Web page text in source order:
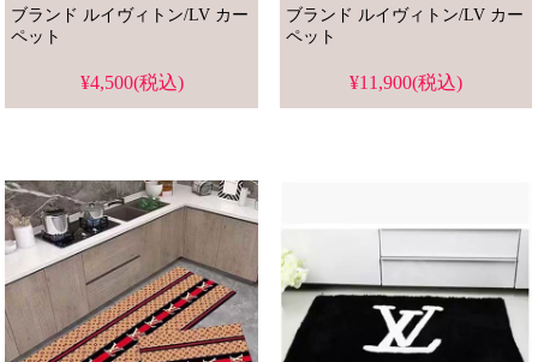
ブランド ルイヴィトン/LV カー
ペット
¥4,500(税込)
ブランド ルイヴィトン/LV カー
ペット
¥11,900(税込)